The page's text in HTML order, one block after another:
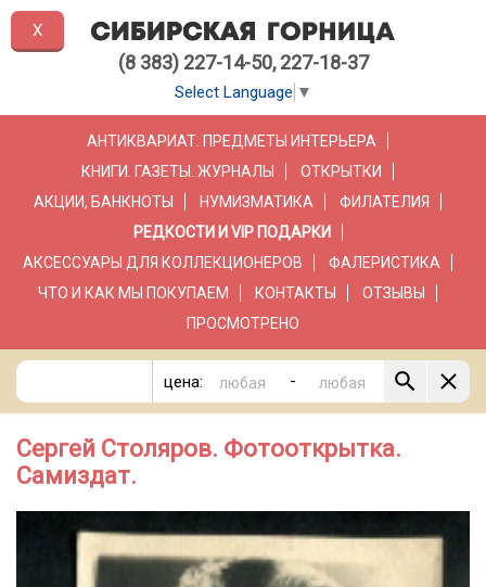
(8 383) 227-14-50, 227-18-37
Select Language ▼
АНТИКВАРИАТ. ПРЕДМЕТЫ ИНТЕРЬЕРА
КНИГИ. ГАЗЕТЫ. ЖУРНАЛЫ
ОТКРЫТКИ
АКЦИИ, БАНКНОТЫ
НУМИЗМАТИКА
ФИЛАТЕЛИЯ
РЕДКОСТИ И VIP ПОДАРКИ
АКСЕССУАРЫ ДЛЯ КОЛЛЕКЦИОНЕРОВ
ФАЛЕРИСТИКА
ЧТО И КАК МЫ ПОКУПАЕМ
КОНТАКТЫ
ОТЗЫВЫ
ПРОСМОТРЕНО
цена: -
Сергей Столяров. Фотооткрытка.
Самиздат.
X